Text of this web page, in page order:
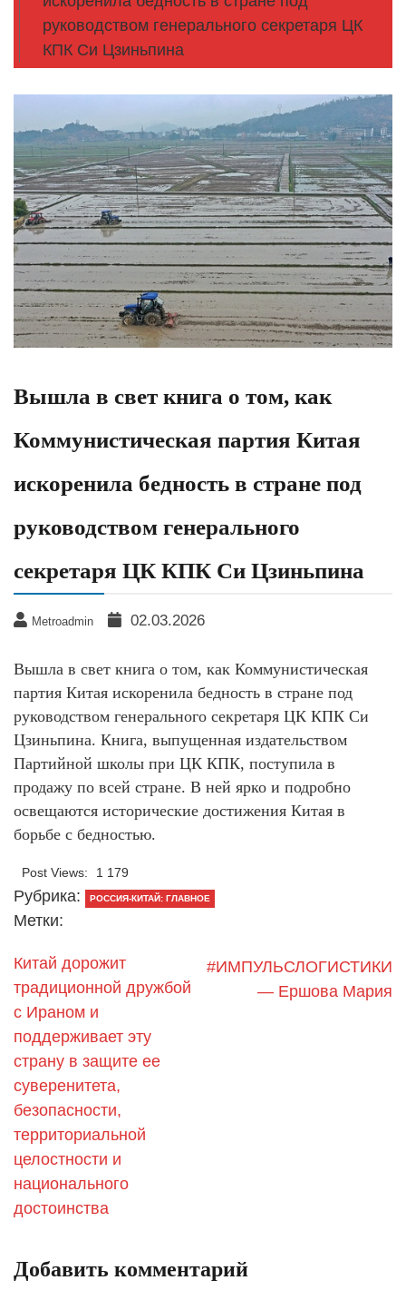
руководством генерального секретаря ЦК
КПК Си Цзиньпина
Вышла в свет книга о том, как
Коммунистическая партия Китая
искоренила бедность в стране под
руководством генерального
секретаря ЦК КПК Си Цзиньпина
Metroadmin 02.03.2026
Вышла в свет книга о том, как Коммунистическая
партия Китая искоренила бедность в стране под
руководством генерального секретаря ЦК КПК Си
Цзиньпина. Книга, выпущенная издательством
Партийной школы при ЦК КПК, поступила в
продажу по всей стране. В ней ярко и подробно
освещаются исторические достижения Китая в
борьбе с бедностью.
Post Views: 1 179
Рубрика: РОССИЯ-КИТАЙ: ГЛАВНОЕ
Метки:
Китай дорожит
традиционной дружбой
с Ираном и
поддерживает эту
страну в защите ее
суверенитета,
безопасности,
территориальной
целостности и
национального
достоинства
#ИМПУЛЬСЛОГИСТИКИ
— Ершова Мария
Добавить комментарий